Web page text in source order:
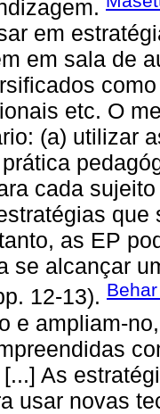
em
em sala de
etc. O
(a) utilizar
cada
as EP
se alcançar
12-13).
e ampliam-
As
usar novas